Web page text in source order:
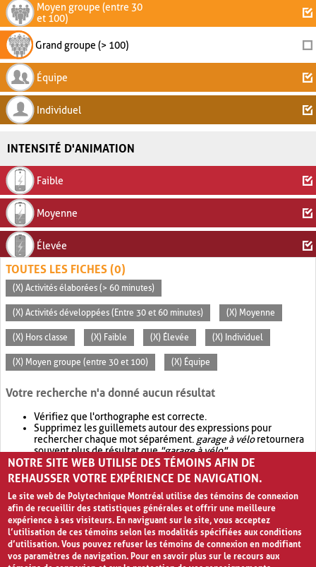
Moyen groupe (entre 30
et 100)
Grand groupe (> 100)
Équipe
Individuel
INTENSITÉ D'ANIMATION
Faible
Moyenne
Élevée
TOUTES LES FICHES (0)
(X) Activités élaborées (> 60 minutes)
(X) Activités développées (Entre 30 et 60 minutes) (X) Moyenne
(X) Hors classe (X) Faible (X) Élevée (X) Individuel
(X) Moyen groupe (entre 30 et 100) (X) Équipe
Votre recherche n'a donné aucun résultat
Vérifiez que l'orthographe est correcte.
Supprimez les guillemets autour des expressions pour
rechercher chaque mot séparément. garage à véloretournera
souvent plus de résultat que"garage à vélo".
Envisagez d'élargir votre recherche avec OR.garage OR vélo
retournera souvent plus de résultat quegarage à vélo
NOTRE SITE WEB UTILISE DES TÉMOINS AFIN DE
REHAUSSER VOTRE EXPÉRIENCE DE NAVIGATION.
Le site web de Polytechnique Montréal utilise des témoins de connexion
afin de recueillir des statistiques générales et offrir une meilleure
expérience à ses visiteurs. En naviguant sur le site, vous acceptez
l’utilisation de ces témoins selon les modalités spécifiées aux conditions
d’utilisation. Vous pouvez refuser les témoins de connexion en modifiant
vos paramètres de navigation. Pour en savoir plus sur le recours aux